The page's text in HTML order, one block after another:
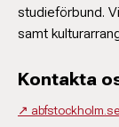
studieförbund.
samt
Kontakta
↗️